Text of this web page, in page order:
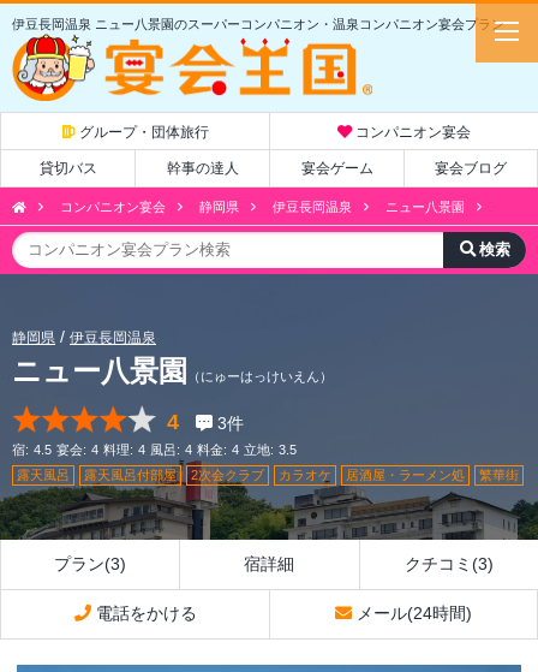
伊豆長岡温泉 ニュー八景園のスーパーコンパニオン・温泉コンパニオン宴会プラン
グループ・団体旅行 コンパニオン宴会
貸切バス 幹事の達人 宴会ゲーム 宴会ブログ
コンパニオン宴会 静岡県 伊豆長岡温泉 ニュー八景園
静岡県 伊豆長岡温泉
ニュー八景園 （にゅーはっけいえん）
4 3件
宿: 4.5 宴会: 4 料理: 4 風呂: 4 料金: 4 立地: 3.5
露天風呂
露天風呂付部屋 2次会クラブ カラオケ 居酒屋・ラーメン処 繁華街
プラン(3) 宿詳細 クチコミ(3)
電話をかける メール(24時間)